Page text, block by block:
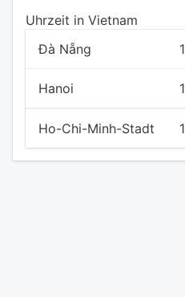
Uhrzeit in Vietnam
Đà Nẵng
Hanoi
Ho-Chi-Minh-Stadt